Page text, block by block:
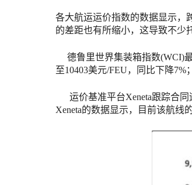
各大航运运价指数的数据显示，
的差距也有所缩小，这导致不少
德鲁里世界集装箱指数(WCI)最
至10403美元/FEU，同比下降
运价基准平台Xeneta跟踪合同
Xeneta的数据显示，目前该航线